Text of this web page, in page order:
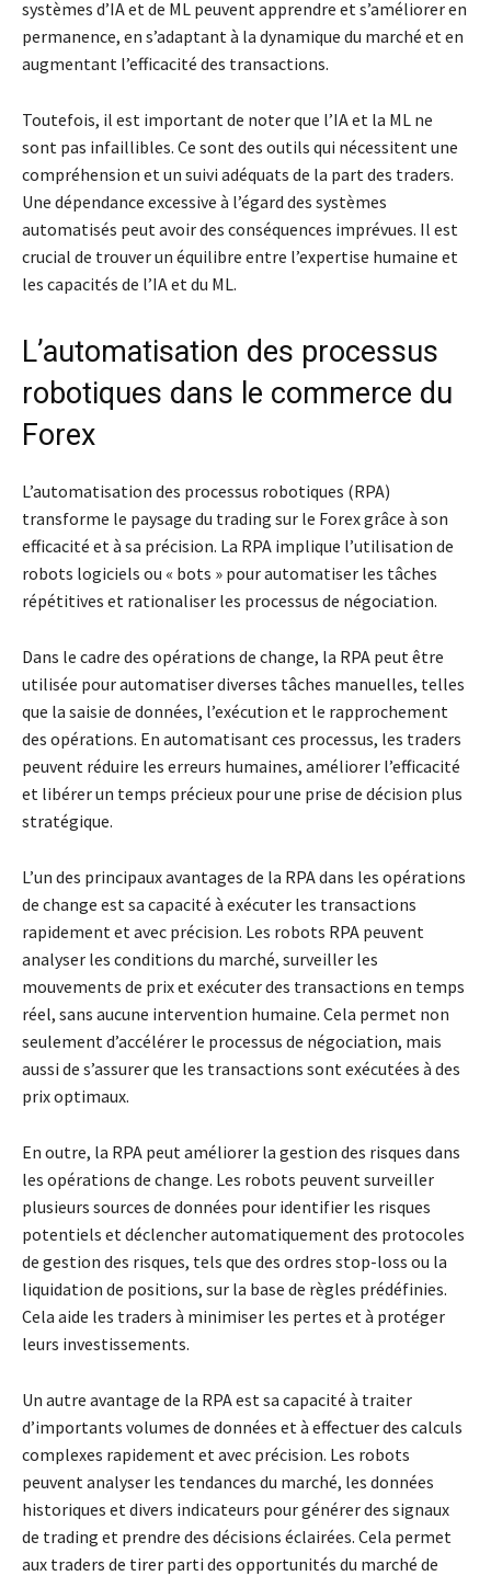
systèmes d’IA et de ML peuvent apprendre et s’améliorer en
permanence, en s’adaptant à la dynamique du marché et en
augmentant l’efficacité des transactions.
Toutefois, il est important de noter que l’IA et la ML ne
sont pas infaillibles. Ce sont des outils qui nécessitent une
compréhension et un suivi adéquats de la part des traders.
Une dépendance excessive à l’égard des systèmes
automatisés peut avoir des conséquences imprévues. Il est
crucial de trouver un équilibre entre l’expertise humaine et
les capacités de l’IA et du ML.
L’automatisation des processus
robotiques dans le commerce du
Forex
L’automatisation des processus robotiques (RPA)
transforme le paysage du trading sur le Forex grâce à son
efficacité et à sa précision. La RPA implique l’utilisation de
robots logiciels ou « bots » pour automatiser les tâches
répétitives et rationaliser les processus de négociation.
Dans le cadre des opérations de change, la RPA peut être
utilisée pour automatiser diverses tâches manuelles, telles
que la saisie de données, l’exécution et le rapprochement
des opérations. En automatisant ces processus, les traders
peuvent réduire les erreurs humaines, améliorer l’efficacité
et libérer un temps précieux pour une prise de décision plus
stratégique.
L’un des principaux avantages de la RPA dans les opérations
de change est sa capacité à exécuter les transactions
rapidement et avec précision. Les robots RPA peuvent
analyser les conditions du marché, surveiller les
mouvements de prix et exécuter des transactions en temps
réel, sans aucune intervention humaine. Cela permet non
seulement d’accélérer le processus de négociation, mais
aussi de s’assurer que les transactions sont exécutées à des
prix optimaux.
En outre, la RPA peut améliorer la gestion des risques dans
les opérations de change. Les robots peuvent surveiller
plusieurs sources de données pour identifier les risques
potentiels et déclencher automatiquement des protocoles
de gestion des risques, tels que des ordres stop-loss ou la
liquidation de positions, sur la base de règles prédéfinies.
Cela aide les traders à minimiser les pertes et à protéger
leurs investissements.
Un autre avantage de la RPA est sa capacité à traiter
d’importants volumes de données et à effectuer des calculs
complexes rapidement et avec précision. Les robots
peuvent analyser les tendances du marché, les données
historiques et divers indicateurs pour générer des signaux
de trading et prendre des décisions éclairées. Cela permet
aux traders de tirer parti des opportunités du marché de